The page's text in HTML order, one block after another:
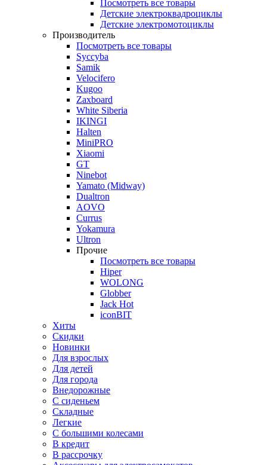
Посмотреть все товары
Детские электроквадроциклы
Детские электромотоциклы
Производитель
Посмотреть все товары
Syccyba
Samik
Velocifero
Kugoo
Zaxboard
White Siberia
IKINGI
Halten
MiniPRO
Xiaomi
GT
Ninebot
Yamato (Midway)
Dualtron
AOVO
Currus
Yokamura
Ultron
Прочие
Посмотреть все товары
Hiper
WOLONG
Globber
Jack Hot
iconBIT
Хиты
Скидки
Новинки
Для взрослых
Для детей
Для города
Внедорожные
С сиденьем
Складные
Легкие
С большими колесами
В кредит
В рассрочку